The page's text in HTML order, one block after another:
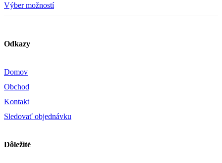
cena
bola:
cena
je:
Výber možností
Odkazy
Domov
Obchod
Kontakt
Sledovať objednávku
Dôležité